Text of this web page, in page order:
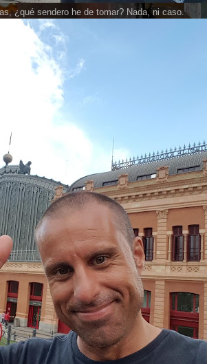
¿qué sendero he de tomar? Nada, ni caso.